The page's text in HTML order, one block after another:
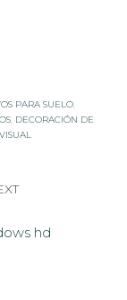
PARA SUELO
DECORACIÓN DE
VISUAL